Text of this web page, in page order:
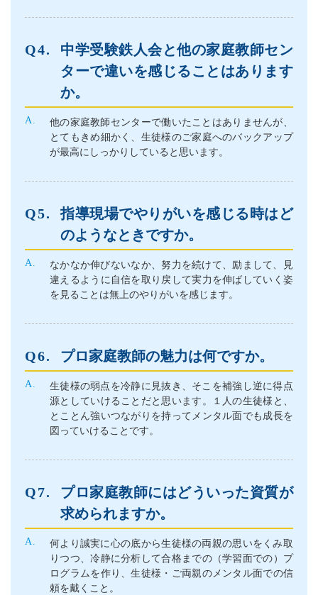
中学受験鉄人会と他の家庭教師セン
ターで違いを感じることはあります
か。
他の家庭教師センターで働いたことはありませんが、
とてもきめ細かく、生徒様のご家庭へのバックアップ
が最高にしっかりしていると思います。
指導現場でやりがいを感じる時はど
のようなときですか。
なかなか伸びないなか、努力を続けて、励まして、見
違えるように自信を取り戻して実力を伸ばしていく姿
を見ることは無上のやりがいを感じます。
プロ家庭教師の魅力は何ですか。
生徒様の弱点を冷静に見抜き、そこを補強し逆に得点
源としていけることだと思います。１人の生徒様と、
とことん強いつながりを持ってメンタル面でも成長を
図っていけることです。
プロ家庭教師にはどういった資質が
求められますか。
何より誠実に心の底から生徒様の両親の思いをくみ取
りつつ、冷静に分析して合格までの（学習面での）プ
ログラムを作り、生徒様・ご両親のメンタル面での信
頼を戴くこと。